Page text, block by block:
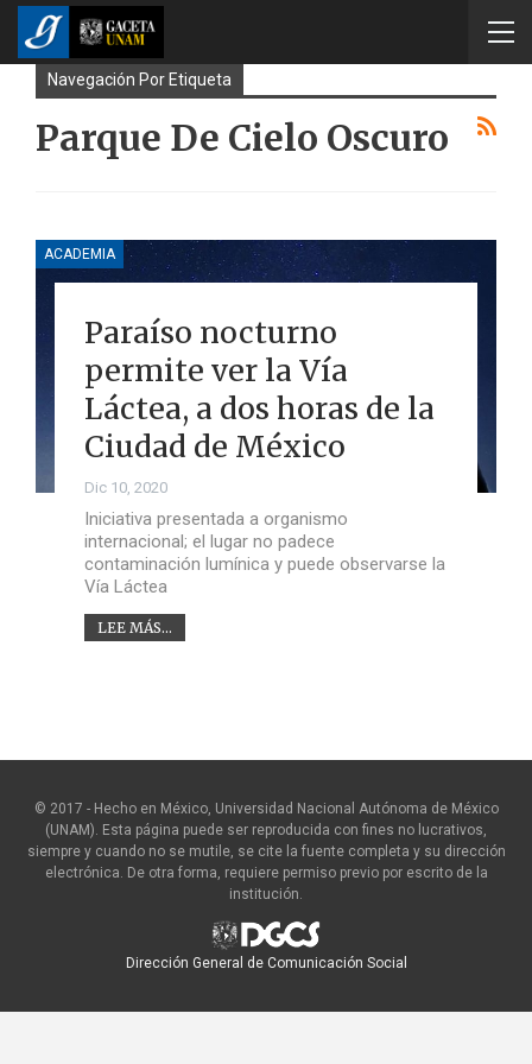
Navegación Por Etiqueta
Parque De Cielo Oscuro
ACADEMIA
Paraíso nocturno
permite ver la Vía
Láctea, a dos horas de la
Ciudad de México
Dic 10, 2020
Iniciativa presentada a organismo
internacional; el lugar no padece
contaminación lumínica y puede observarse la
Vía Láctea
LEE MÁS...
© 2017 - Hecho en México, Universidad Nacional Autónoma de México
(UNAM). Esta página puede ser reproducida con fines no lucrativos,
siempre y cuando no se mutile, se cite la fuente completa y su dirección
electrónica. De otra forma, requiere permiso previo por escrito de la
institución.
Dirección General de Comunicación Social